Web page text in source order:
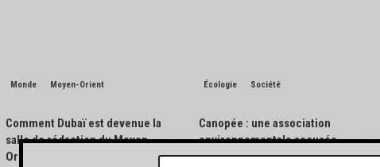
Monde Moyen-Orient
Comment Dubaï est devenue la
salle de rédaction du Moyen-
Orient
Écologie Société
Canopée : une association
environnementale accusée
d’avoir pisté des engins